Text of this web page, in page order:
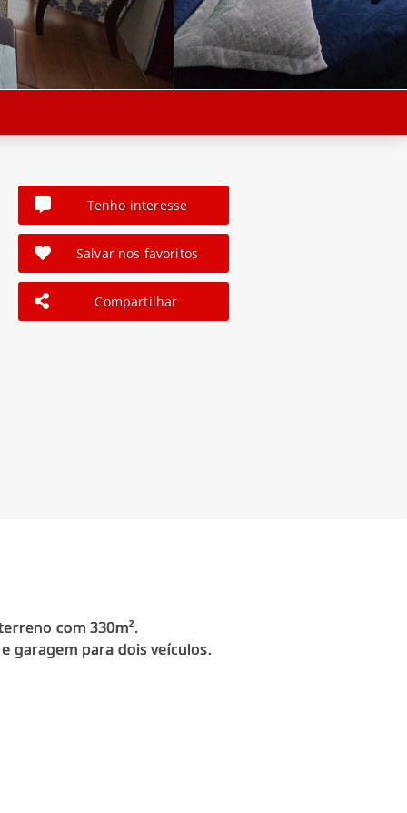
Tenho interesse
Salvar nos favoritos
Compartilhar
com 330m².
garagem para dois veículos.